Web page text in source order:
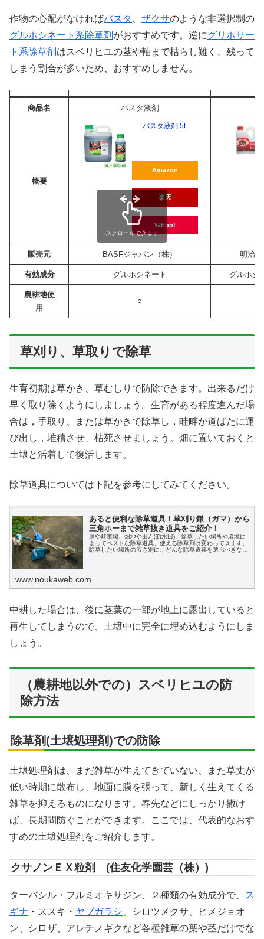
作物の心配がなければバスタ ザクサのような非選択制の
グルホシネート系除草剤 がおすすめです。逆にグリホサー
ト系除草剤 はスベリヒユの茎や軸まで枯らし難く、残って
しまう割合が多いため、おすすめしません。
商品名 バスタ液剤
概要
バスタ液剤 5L
Amazon
楽天
Yahoo!
販売元 BASFジャパン（株） 明治
有効成分 グルホシネート グルホシ
農耕地使
用
○
スクロールできます
草刈り、草取りで除草
生育初期は草かき、草むしりで防除できます。出来るだけ
早く取り除くようにしましょう。生育がある程度進んだ場
合は，手取り、または草かきで除草し，畦畔か道ばたに運
び出し，堆積させ、枯死させましょう。畑に置いておくと
土壌と活着して復活します。
除草道具については下記を参考にしてみてください。
あると便利な除草道具！草刈り鎌（ガマ）から
三角ホーまで雑草抜き道具をご紹介！
庭や駐車場、畑地や田んぼ(水田)、除草したい場所や環境に
よってベストな除草道具、使える除草剤は変わってきます。
除草したい場所の広さ別に、どんな除草道具を選ぶべきなの
www.noukaweb.com
中耕した場合は、後に茎葉の一部が地上に露出していると
再生してしまうので、土壌中に完全に埋め込むようにしま
しょう。
（農耕地以外での）スベリヒユの防
除方法
除草剤(土壌処理剤)での防除
土壌処理剤は、まだ雑草が生えてきていない、また草丈が
低い時期に散布し、地面に膜を張って、新しく生えてくる
雑草を抑えるものになります。春先などにしっかり撒け
ば、長期間防ぐことができます。ここでは、代表的なおす
すめの土壌処理剤をご紹介します。
クサノンＥＸ粒剤 (住友化学園芸（株）)
ターバシル・フルミオキサジン、２種類の有効成分で、 ス
ギナ ・ススキ・ ヤブガラシ、シロツメクサ、ヒメジョオ
ン、シロザ、アレチノギクなど各種雑草の葉や茎だけでな
Facebook
LINE
LinkedIn